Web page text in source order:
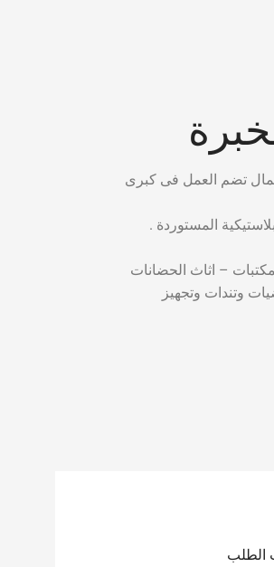
المستوردة .
– اثاث الحضانات
وتندات وتجهيز
الطلب